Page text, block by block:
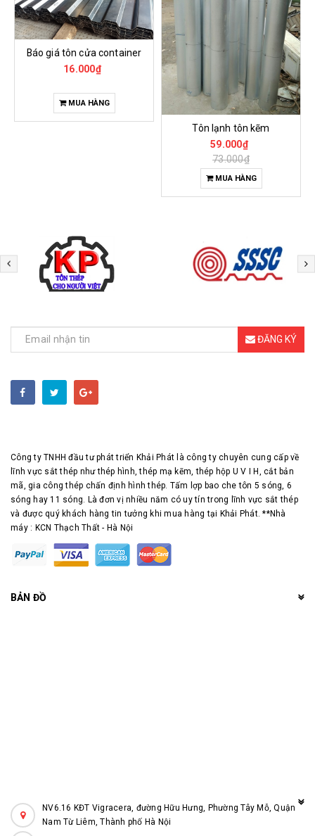
Báo giá tôn cửa container
16.000₫
MUA HÀNG
Tôn lạnh tôn kẽm
59.000₫
73.000₫
MUA HÀNG
ĐĂNG KÝ
Công ty TNHH đầu tư phát triển Khải Phát là công ty chuyên cung cấp về
lĩnh vực sắt thép như thép hình, thép mạ kẽm, thép hộp U V I H, cắt bản
mã, gia công thép chấn định hình thép. Tấm lợp bao che tôn 5 sóng, 6
sóng hay 11 sóng. Là đơn vị nhiều năm có uy tín trong lĩnh vực sắt thép
và được quý khách hàng tin tưởng khi mua hàng tại Khải Phát. **Nhà
máy : KCN Thạch Thất - Hà Nội
BẢN ĐỒ
NV6.16 KĐT Vigracera, đường Hữu Hưng, Phường Tây Mỗ, Quận
Nam Từ Liêm, Thành phố Hà Nội